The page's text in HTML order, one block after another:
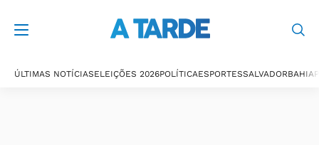
ÚLTIMAS NOTÍCIASELEIÇÕES 2026POLÍTICAESPORTESSALVADORBAHIA